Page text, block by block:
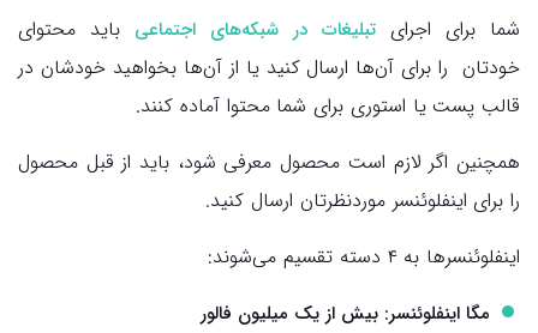
شما برای اجرای تبلیغات در شبکه‌های اجتماعی باید محتوای
خودتان را برای آن‌ها ارسال کنید یا از آن‌ها بخواهید خودشان در
قالب پست یا استوری برای شما محتوا آماده کنند.
همچنین اگر لازم است محصول معرفی شود، باید از قبل محصول
را برای اینفلوئنسر موردنظرتان ارسال کنید.
اینفلوئنسرها به ۴ دسته تقسیم می‌شوند:
مگا اینفلوئنسر: بیش از یک میلیون فالور